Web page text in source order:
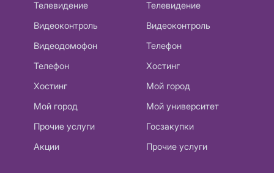
Телевидение
Видеоконтроль
Видеодомофон
Телефон
Хостинг
Мой город
Прочие услуги
Акции
Телевидение
Видеоконтроль
Телефон
Хостинг
Мой город
Мой университет
Госзакупки
Прочие услуги